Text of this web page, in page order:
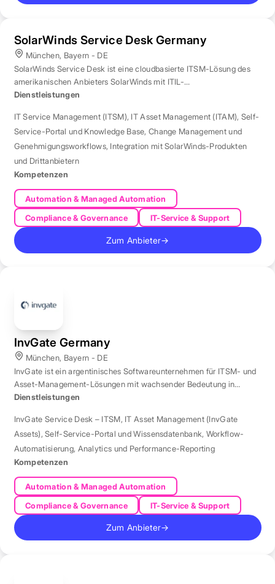
SolarWinds Service Desk Germany
München, Bayern - DE
SolarWinds Service Desk ist eine cloudbasierte ITSM-Lösung des
amerikanischen Anbieters SolarWinds mit ITIL-
Prozessunterstützung.
Dienstleistungen
IT Service Management (ITSM), IT Asset Management (ITAM), Self-
Service-Portal und Knowledge Base, Change Management und
Genehmigungsworkflows, Integration mit SolarWinds-Produkten
und Drittanbietern
Kompetenzen
Automation & Managed Automation
Compliance & Governance
IT-Service & Support
Zum Anbieter→
InvGate Germany
München, Bayern - DE
InvGate ist ein argentinisches Softwareunternehmen für ITSM- und
Asset-Management-Lösungen mit wachsender Bedeutung in
Europa.
Dienstleistungen
InvGate Service Desk – ITSM, IT Asset Management (InvGate
Assets),Self-Service-Portal und Wissensdatenbank, Workflow-
Automatisierung, Analytics und Performance-Reporting
Kompetenzen
Automation & Managed Automation
Compliance & Governance
IT-Service & Support
Zum Anbieter→